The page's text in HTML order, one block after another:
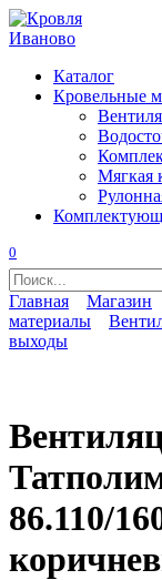
Перейти
к
Каталог
Кровельные
Мягкая
0
Search
for:
Главная Магазин
материалы
выходы
86.110/